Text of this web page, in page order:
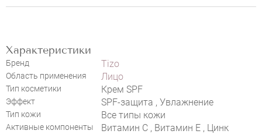
Характеристики
Бренд Tizo
Область применения Лицо
Тип косметики Крем SPF
Эффект SPF-защита , Увлажнение
Тип кожи Все типы кожи
Активные компоненты
Витамин C , Витамин Е , Цинк
НАПИСАТЬ ОТЗЫВ